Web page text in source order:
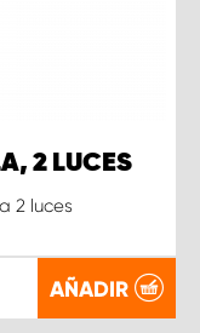
2 LUCES
2 luces
AÑADIR